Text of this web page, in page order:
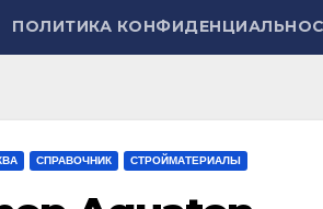
ПОЛИТИКА
СПРАВОЧНИК СТРОЙМАТЕРИАЛЫ